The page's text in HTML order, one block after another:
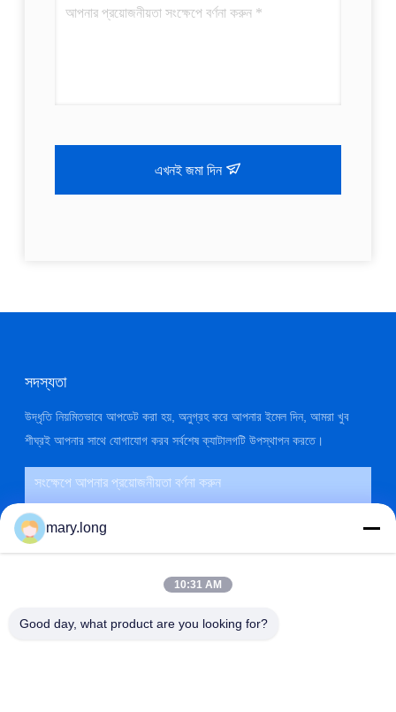
এখনই জমা দিন
সদস্যতা
উদ্ধৃতি নিয়মিতভাবে আপডেট করা হয়, অনুগ্রহ করে আপনার ইমেল দিন, আমরা খুব
শীঘ্রই আপনার সাথে যোগাযোগ করব সর্বশেষ ক্যাটালগটি উপস্থাপন করতে।
mary.long
10:31 AM
Good day, what product are you looking for?